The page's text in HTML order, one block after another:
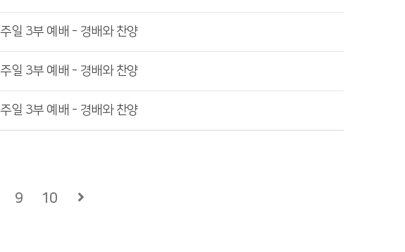
주일 3부 예배 - 경배와 찬양
주일 3부 예배 - 경배와 찬양
주일 3부 예배 - 경배와 찬양
9 10